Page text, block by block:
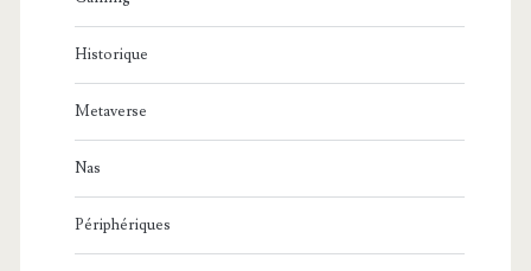
Historique
Metaverse
Nas
Périphériques